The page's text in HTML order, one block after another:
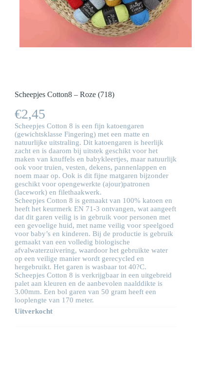
Scheepjes Cotton8 – Roze (718)
€2,45
Scheepjes Cotton 8 is een fijn katoengaren
(gewichtsklasse Fingering) met een matte en
natuurlijke uitstraling. Dit katoengaren is heerlijk
zacht en is daarom bij uitstek geschikt voor het
maken van knuffels en babykleertjes, maar natuurlijk
ook voor truien, vesten, dekens, pannenlappen en
noem maar op. Ook is dit fijne matgaren bijzonder
geschikt voor opengewerkte (ajour)patronen
(lacework) en filethaakwerk.
Scheepjes Cotton 8 is gemaakt van 100% katoen en
heeft het keurmerk EN 71-3 ontvangen, wat aangeeft
dat dit garen veilig is in gebruik voor personen met
een gevoelige huid, met name veilig voor speelgoed
voor baby’s en kinderen. Bij de productie is gebruik
gemaakt van een volledig biologische
afvalwaterzuivering, waardoor het gebruikte water
op een veilige manier wordt gerecycled en
hergebruikt. Het garen is wasbaar tot 40?C.
Scheepjes Cotton 8 is verkrijgbaar in een uitgebreid
palet aan kleuren en de aanbevolen naalddikte is
3.00mm. Een bol garen van 50 gram heeft een
looplengte van 170 meter.
Uitverkocht